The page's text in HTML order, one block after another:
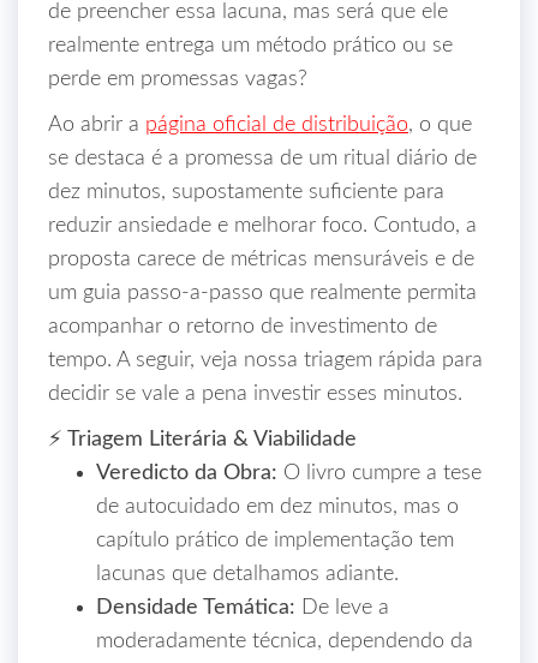
de preencher essa lacuna, mas será que ele
realmente entrega um método prático ou se
perde em promessas vagas?
Ao abrir a página oficial de distribuição, o que
se destaca é a promessa de um ritual diário de
dez minutos, supostamente suficiente para
reduzir ansiedade e melhorar foco. Contudo, a
proposta carece de métricas mensuráveis e de
um guia passo‑a‑passo que realmente permita
acompanhar o retorno de investimento de
tempo. A seguir, veja nossa triagem rápida para
decidir se vale a pena investir esses minutos.
⚡ Triagem Literária & Viabilidade
Veredicto da Obra: O livro cumpre a tese
de autocuidado em dez minutos, mas o
capítulo prático de implementação tem
lacunas que detalhamos adiante.
Densidade Temática: De leve a
moderadamente técnica, dependendo da